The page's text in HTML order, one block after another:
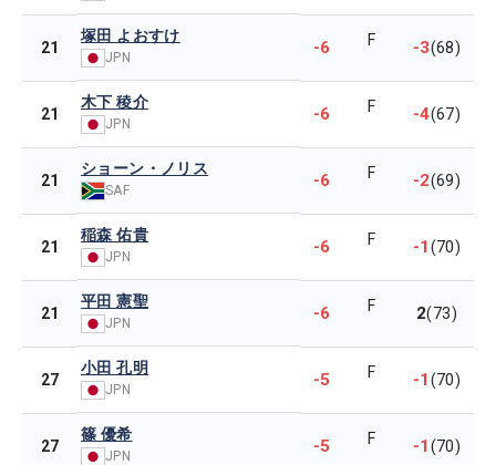
21
塚田 よおすけ
JPN -6 F -3(68)
21
木下 稜介
JPN -6 F -4(67)
21
ショーン・ノリス
SAF -6 F -2(69)
21
稲森 佑貴
JPN -6 F -1(70)
21
平田 憲聖
JPN -6 F 2(73)
27
小田 孔明
JPN -5 F -1(70)
27
篠 優希
JPN -5 F -1(70)